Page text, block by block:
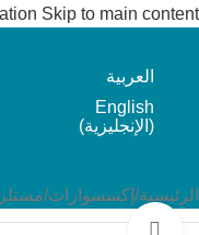
Skip to main content
العربية
English
(الإنجليزية)
الرئيسية/ إكسسوارات/